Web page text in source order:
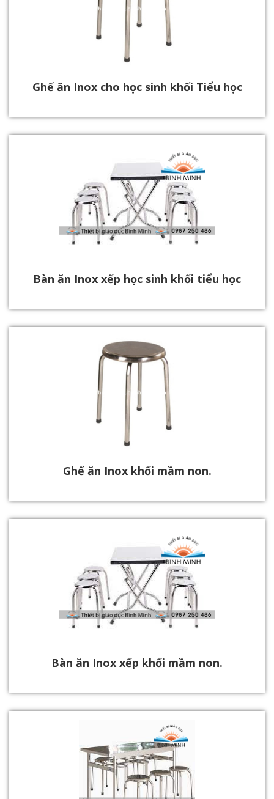
Ghế ăn Inox cho học sinh khối Tiểu học
Bàn ăn Inox xếp học sinh khối tiểu học
Ghế ăn Inox khối mầm non.
Bàn ăn Inox xếp khối mầm non.